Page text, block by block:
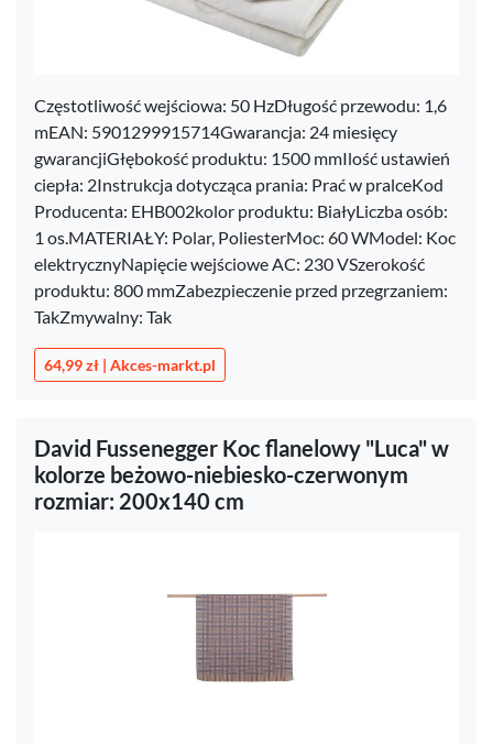
Częstotliwość wejściowa: 50 HzDługość przewodu: 1,6
mEAN: 5901299915714Gwarancja: 24 miesięcy
gwarancjiGłębokość produktu: 1500 mmIlość ustawień
ciepła: 2Instrukcja dotycząca prania: Prać w pralceKod
Producenta: EHB002kolor produktu: BiałyLiczba osób:
1 os.MATERIAŁY: Polar, PoliesterMoc: 60 WModel: Koc
elektrycznyNapięcie wejściowe AC: 230 VSzerokość
produktu: 800 mmZabezpieczenie przed przegrzaniem:
TakZmywalny: Tak
64,99 zł | Akces-markt.pl
David Fussenegger Koc flanelowy "Luca" w
kolorze beżowo-niebiesko-czerwonym
rozmiar: 200x140 cm